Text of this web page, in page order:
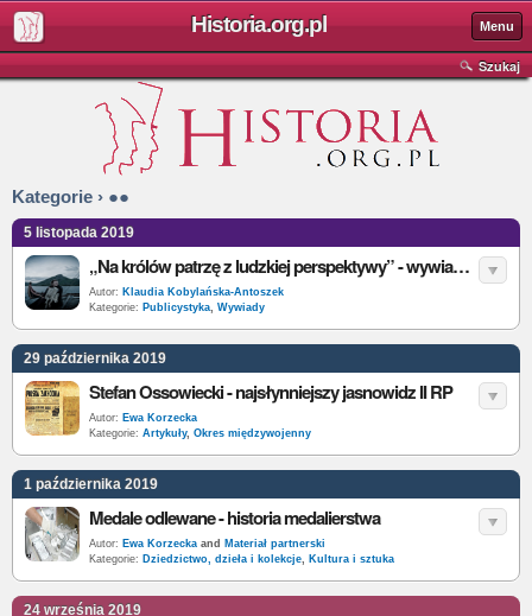
Historia.org.pl Menu
Szukaj
Kategorie › ●●
5 listopada 2019
„Na królów patrzę z ludzkiej perspektywy” - wywiad z Elżbietą Cherezińską
Autor: Klaudia Kobylańska-Antoszek
Kategorie: Publicystyka, Wywiady
29 października 2019
Stefan Ossowiecki - najsłynniejszy jasnowidz II RP
Autor: Ewa Korzecka
Kategorie: Artykuły, Okres międzywojenny
1 października 2019
Medale odlewane - historia medalierstwa
Autor: Ewa Korzecka and Materiał partnerski
Kategorie: Dziedzictwo, dzieła i kolekcje, Kultura i sztuka
24 września 2019